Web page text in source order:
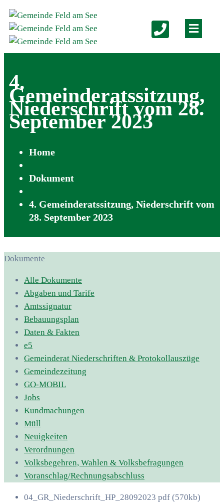
4.
Gemeinderatssitzung,
Niederschrift vom 28.
September 2023
Home
Dokument
4. Gemeinderatssitzung, Niederschrift vom
28. September 2023
Dokumente
Alle Dokumente
Abgaben und Tarife
Amtssignatur
Bebauungsplan
Daten & Fakten
e5
Gemeinderat Niederschriften & Protokollauszüge
Gemeindezeitung
GO-MOBIL
Jobs
Kundmachungen
Müll
Neuigkeiten
Verordnungen
Volksbegehren, Wahlen & Volksbefragungen
Voranschlag/Rechnungsabschluss
04_GR_Niederschrift_HP_28092023 pdf (570kb)